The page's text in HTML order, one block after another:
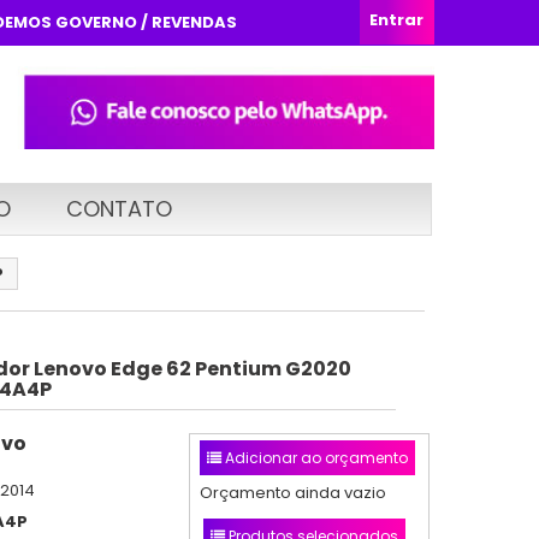
Entrar
GOVERNO / REVENDAS
CONTATO
Lenovo Edge 62 Pentium G2020
Adicionar ao orçamento
Orçamento ainda vazio